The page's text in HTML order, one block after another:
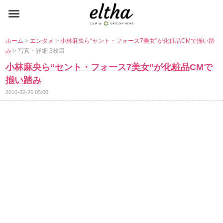
ホーム> エンタメ>小林麻央ら“セント・フォース7美女”が化粧品CMで揃い踏
み> 写真・詳細 3枚目
小林麻央ら“セント・フォース7美女”が化粧品CMで
揃い踏み
2010-02-26 05:00